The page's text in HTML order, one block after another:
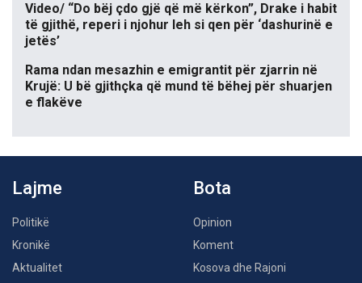
Video/ “Do bëj çdo gjë që më kërkon”, Drake i habit
të gjithë, reperi i njohur leh si qen për ‘dashurinë e
jetës’
Rama ndan mesazhin e emigrantit për zjarrin në
Krujë: U bë gjithçka që mund të bëhej për shuarjen
e flakëve
Lajme
Politikë
Kronikë
Aktualitet
Bota
Opinion
Koment
Kosova dhe Rajoni